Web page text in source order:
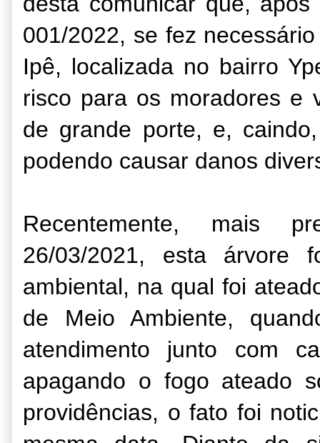
001/2022, se fez
Ipê, localizada no bairro
risco para os moradores e
de grande porte, e,
podendo causar danos
Recentemente, mais
26/03/2021, esta árvore
ambiental, na qual foi
de Meio Ambiente,
atendimento junto com
apagando o fogo ateado
providências, o fato foi